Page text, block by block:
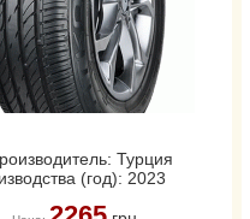
Турция
(год): 2023